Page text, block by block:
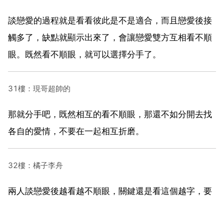
談戀愛的過程就是看看彼此是不是適合，而且戀愛後接
觸多了，缺點就顯示出來了，會讓戀愛雙方互相看不順
眼。既然看不順眼，就可以選擇分手了。
31樓：現哥超帥的
那就分手吧，既然相互的看不順眼，那還不如分開去找
各自的愛情，不要在一起相互折磨。
32樓：橘子李舟
兩人談戀愛後越看越不順眼，關鍵還是看這個越字，要